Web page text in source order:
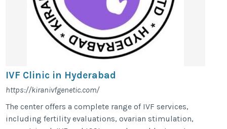
IVF Clinic in Hyderabad
https://kiranivfgenetic.com/
The center offers a complete range of IVF services,
including fertility evaluations, ovarian stimulation,